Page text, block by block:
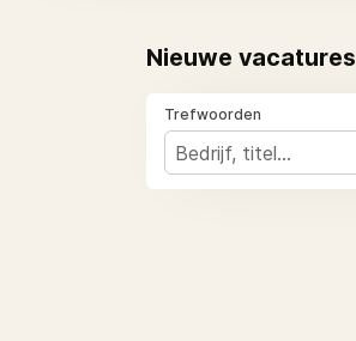
Nieuwe vacatures
Trefwoorden